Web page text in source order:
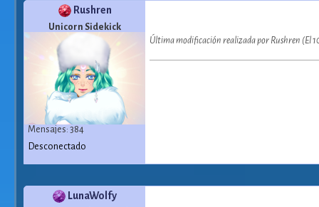
Rushren
Unicorn Sidekick
Mensajes: 384
Última modificación realizada por Rushren (El
Desconectado
LunaWolfy